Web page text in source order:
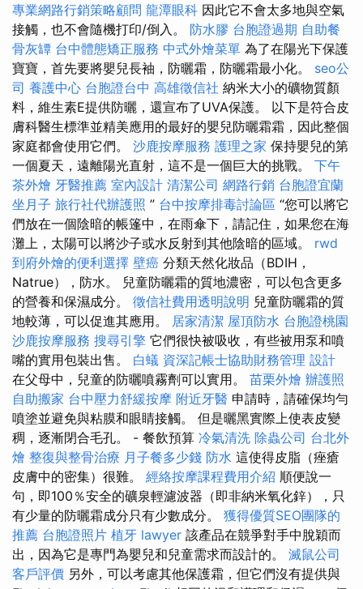
專業網路行銷策略顧問 龍潭眼科 因此它不會太多地與空氣
接觸，也不會隨機打印/倒入。 防水膠 台胞證過期 自助餐
骨灰罈 台中體態矯正服務 中式外燴菜單 為了在陽光下保護
寶寶，首先要將嬰兒長袖，防曬霜，防曬霜最小化。 seo公
司 養護中心 台胞證台中 高雄徵信社 納米大小的礦物質顏
料，維生素E提供防曬，還宣布了UVA保護。 以下是符合皮
膚科醫生標準並精美應用的最好的嬰兒防曬霜霜，因此整個
家庭都會使用它們。 沙鹿按摩服務 護理之家 保持嬰兒的第
一個夏天，遠離陽光直射，這不是一個巨大的挑戰。 下午
茶外燴 牙醫推薦 室內設計 清潔公司 網路行銷 台胞證宜蘭
坐月子 旅行社代辦護照 ” 台中按摩排毒討論區 “您可以將它
們放在一個陰暗的帳篷中，在雨傘下，請記住，如果您在海
灘上，太陽可以將沙子或水反射到其他陰暗的區域。 rwd
到府外燴的便利選擇 壁癌 分類天然化妝品（BDIH，
Natrue），防水。 兒童防曬霜的質地濃密，可以包含更多
的營養和保濕成分。 徵信社費用透明說明 兒童防曬霜的質
地較薄，可以促進其應用。 居家清潔 屋頂防水 台胞證桃園
沙鹿按摩服務 搜尋引擎 它們很快被吸收，有些被用泵和噴
嘴的實用包裝出售。 白蟻 資深記帳士協助財務管理 設計
在父母中，兒童的防曬噴霧劑可以實用。 苗栗外燴 辦護照
自助搬家 台中壓力舒緩按摩 附近牙醫 申請時，請確保均勻
噴塗並避免與粘膜和眼睛接觸。 但是曬黑實際上使表皮變
稠，逐漸閉合毛孔。 - 餐飲預算 冷氣清洗 除蟲公司 台北外
燴 整復與整骨治療 月子餐多少錢 防水 這使得皮脂（痤瘡
皮膚中的密集）很難。 經絡按摩課程費用介紹 順便說一
句，即100％安全的礦泉輕濾波器（即非納米氧化鋅），只
有少量的防曬霜成分只有少數成分。 獲得優質SEO團隊的
推薦 台胞證照片 植牙 lawyer 該產品在競爭對手中脫穎而
出，因為它是專門為嬰兒和兒童需求而設計的。 滅鼠公司
客戶評價 另外，可以考慮其他保護霜，但它們沒有提供與